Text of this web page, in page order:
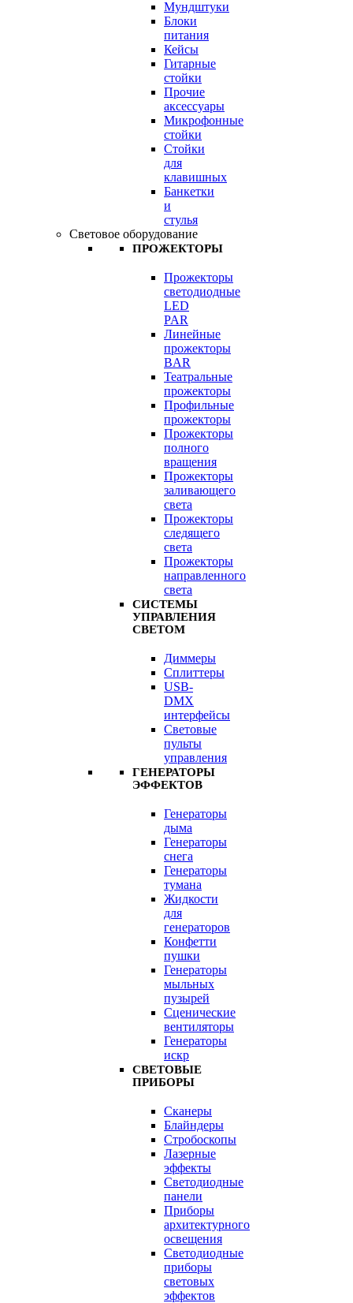
Мундштуки
Блоки
питания
Кейсы
Гитарные
стойки
Прочие
аксессуары
Микрофонные
стойки
Стойки
для
клавишных
Банкетки
и
стулья
Световое оборудование
ПРОЖЕКТОРЫ
Прожекторы
светодиодные
LED
PAR
Линейные
прожекторы
BAR
Театральные
прожекторы
Профильные
прожекторы
Прожекторы
полного
вращения
Прожекторы
заливающего
света
Прожекторы
следящего
света
Прожекторы
направленного
света
СИСТЕМЫ
УПРАВЛЕНИЯ
СВЕТОМ
Диммеры
Сплиттеры
USB-
DMX
интерфейсы
Световые
пульты
управления
ГЕНЕРАТОРЫ
ЭФФЕКТОВ
Генераторы
дыма
Генераторы
снега
Генераторы
тумана
Жидкости
для
генераторов
Конфетти
пушки
Генераторы
мыльных
пузырей
Сценические
вентиляторы
Генераторы
искр
СВЕТОВЫЕ
ПРИБОРЫ
Сканеры
Блайндеры
Стробоскопы
Лазерные
эффекты
Светодиодные
панели
Приборы
архитектурного
освещения
Светодиодные
приборы
световых
эффектов